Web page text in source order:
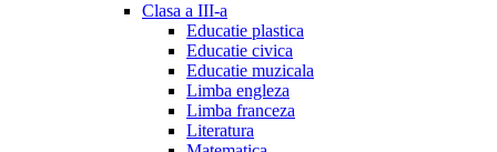
Clasa a III-a
Educatie plastica
Educatie civica
Educatie muzicala
Limba engleza
Limba franceza
Literatura